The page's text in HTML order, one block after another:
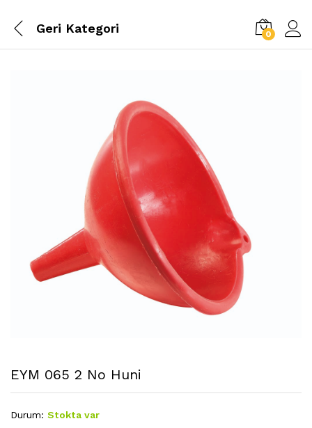
Geri Kategori 0
EYM 065 2 No Huni
Durum: Stokta var